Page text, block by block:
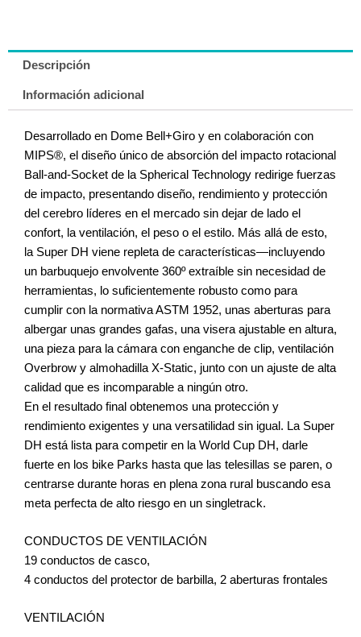
Descripción
Información adicional
Desarrollado en Dome Bell+Giro y en colaboración con
MIPS®, el diseño único de absorción del impacto rotacional
Ball-and-Socket de la Spherical Technology redirige fuerzas
de impacto, presentando diseño, rendimiento y protección
del cerebro líderes en el mercado sin dejar de lado el
confort, la ventilación, el peso o el estilo. Más allá de esto,
la Super DH viene repleta de características—incluyendo
un barbuquejo envolvente 360º extraíble sin necesidad de
herramientas, lo suficientemente robusto como para
cumplir con la normativa ASTM 1952, unas aberturas para
albergar unas grandes gafas, una visera ajustable en altura,
una pieza para la cámara con enganche de clip, ventilación
Overbrow y almohadilla X-Static, junto con un ajuste de alta
calidad que es incomparable a ningún otro.
En el resultado final obtenemos una protección y
rendimiento exigentes y una versatilidad sin igual. La Super
DH está lista para competir en la World Cup DH, darle
fuerte en los bike Parks hasta que las telesillas se paren, o
centrarse durante horas en plena zona rural buscando esa
meta perfecta de alto riesgo en un singletrack.
CONDUCTOS DE VENTILACIÓN
19 conductos de casco,
4 conductos del protector de barbilla, 2 aberturas frontales
VENTILACIÓN